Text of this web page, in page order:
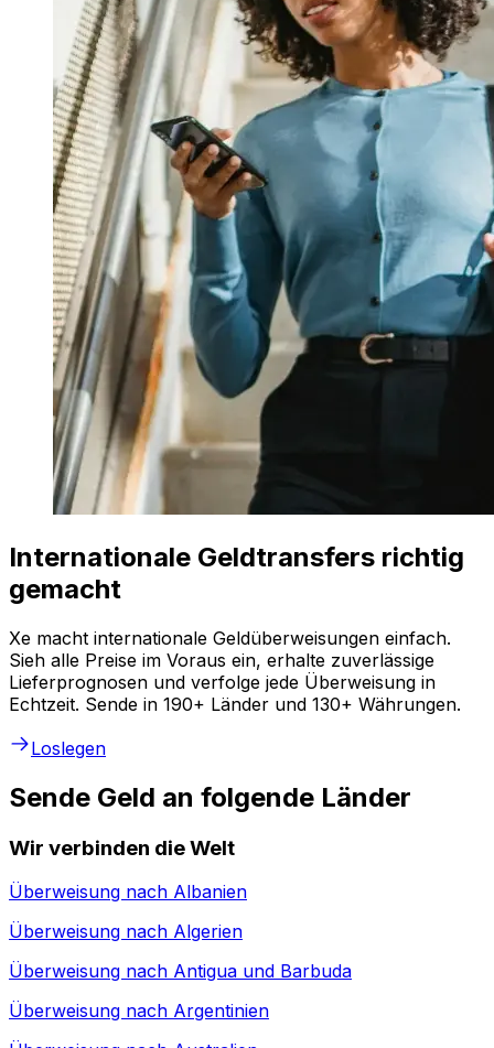
Internationale Geldtransfers richtig
gemacht
Xe macht internationale Geldüberweisungen einfach.
Sieh alle Preise im Voraus ein, erhalte zuverlässige
Lieferprognosen und verfolge jede Überweisung in
Echtzeit. Sende in 190+ Länder und 130+ Währungen.
Loslegen
Sende Geld an folgende Länder
Wir verbinden die Welt
Überweisung nach Albanien
Überweisung nach Algerien
Überweisung nach Antigua und Barbuda
Überweisung nach Argentinien